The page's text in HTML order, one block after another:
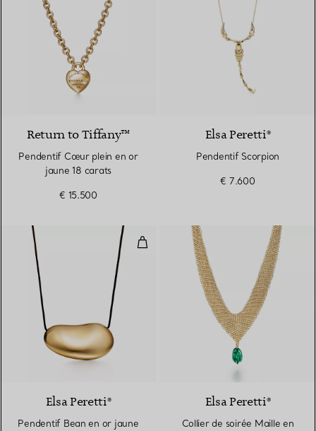
Return to Tiffany™
Pendentif Cœur plein en or
jaune 18 carats
€ 15.500
Elsa Peretti®
Pendentif Scorpion
€ 7.600
Pendentif Bean en or jaune 18
Elsa Peretti®
Pendentif Bean en or jaune
Elsa Peretti®
Collier de soirée Maille en